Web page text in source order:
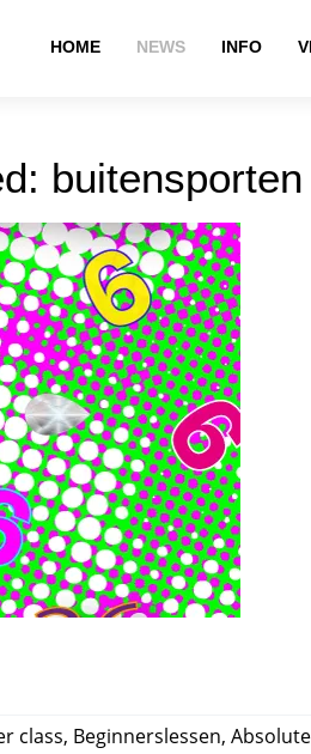
HOME NEWS INFO
buitensporten
class, Beginnerslessen, Absolute